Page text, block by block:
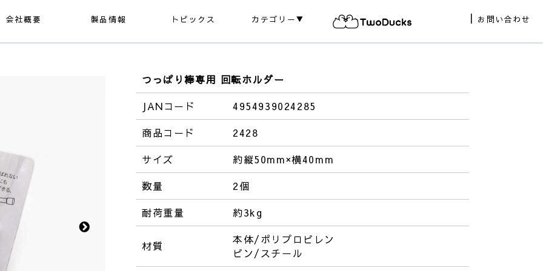
会社概要 製品情報 トピックス カテゴリー▼ お問い合わせ
つっぱり棒専用 回転ホルダー
JANコード
4954939024285
商品コード
2428
サイズ
約縦50mm×横40mm
数量
2個
耐荷重量
約3kg
材質
本体/ポリプロピレン
ピン/スチール